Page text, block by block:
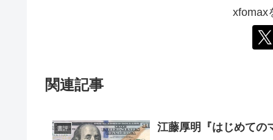
xfomax
関連記事
書評 江藤厚明『はじめて